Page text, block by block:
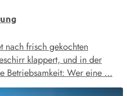
nach frisch gekochten
klappert, und in der
Betriebsamkeit: Wer eine …